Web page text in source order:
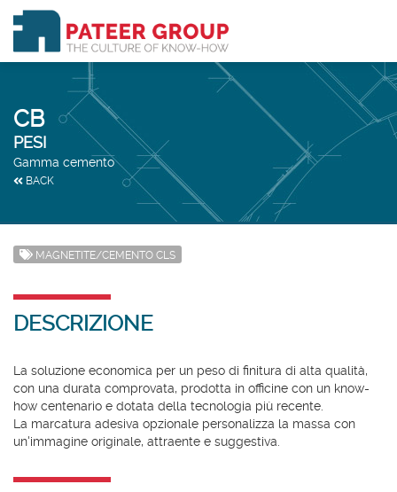
CB
PESI
Gamma cemento
BACK
MAGNETITE/CEMENTO CLS
DESCRIZIONE
La soluzione economica per un peso di finitura di alta qualità,
con una durata comprovata, prodotta in officine con un know-
how centenario e dotata della tecnologia più recente.
La marcatura adesiva opzionale personalizza la massa con
un'immagine originale, attraente e suggestiva.